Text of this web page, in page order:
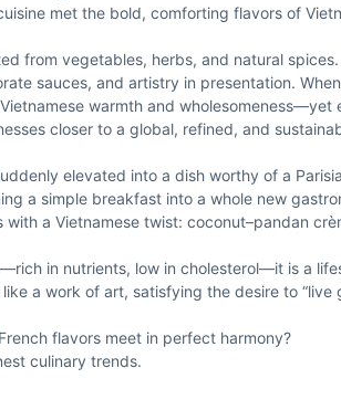
met the bold, comforting flavors of
from vegetables, herbs, and natural spices.
sauces, and artistry in presentation.
warmth and wholesomeness—yet
closer to a global, refined, and
elevated into a dish worthy of a
a simple breakfast into a whole new
a Vietnamese twist: coconut–pandan
in nutrients, low in cholesterol—it is a
a work of art, satisfying the desire to “live
flavors meet in perfect harmony?
culinary trends.